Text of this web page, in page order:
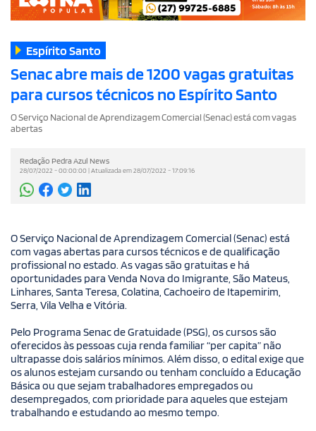
Espírito Santo
Senac abre mais de 1200 vagas gratuitas
para cursos técnicos no Espírito Santo
O Serviço Nacional de Aprendizagem Comercial (Senac) está com vagas
abertas
Redação Pedra Azul News
28/07/2022 - 00:00:00 | Atualizada em 28/07/2022 - 17:09:16
O Serviço Nacional de Aprendizagem Comercial (Senac) está
com vagas abertas para cursos técnicos e de qualificação
profissional no estado. As vagas são gratuitas e há
oportunidades para Venda Nova do Imigrante, São Mateus,
Linhares, Santa Teresa, Colatina, Cachoeiro de Itapemirim,
Serra, Vila Velha e Vitória.
Pelo Programa Senac de Gratuidade (PSG), os cursos são
oferecidos às pessoas cuja renda familiar “per capita” não
ultrapasse dois salários mínimos. Além disso, o edital exige que
os alunos estejam cursando ou tenham concluído a Educação
Básica ou que sejam trabalhadores empregados ou
desempregados, com prioridade para aqueles que estejam
trabalhando e estudando ao mesmo tempo.